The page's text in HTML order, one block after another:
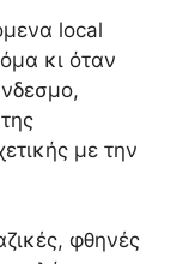
local
κι όταν
με την
φθηνές